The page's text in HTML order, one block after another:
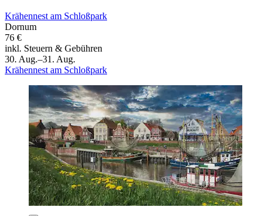
Krähennest am Schloßpark
Dornum
76 €
inkl. Steuern & Gebühren
30. Aug.–31. Aug.
Krähennest am Schloßpark